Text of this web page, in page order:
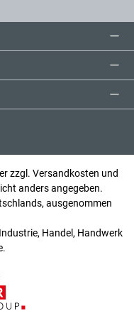
zzgl. Versandkosten und
anders angegeben.
ausgenommen
Handel, Handwerk